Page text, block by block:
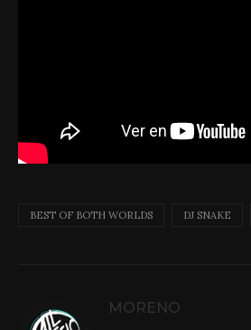
BEST OF BOTH WORLDS DJ SNAKE
MORENO